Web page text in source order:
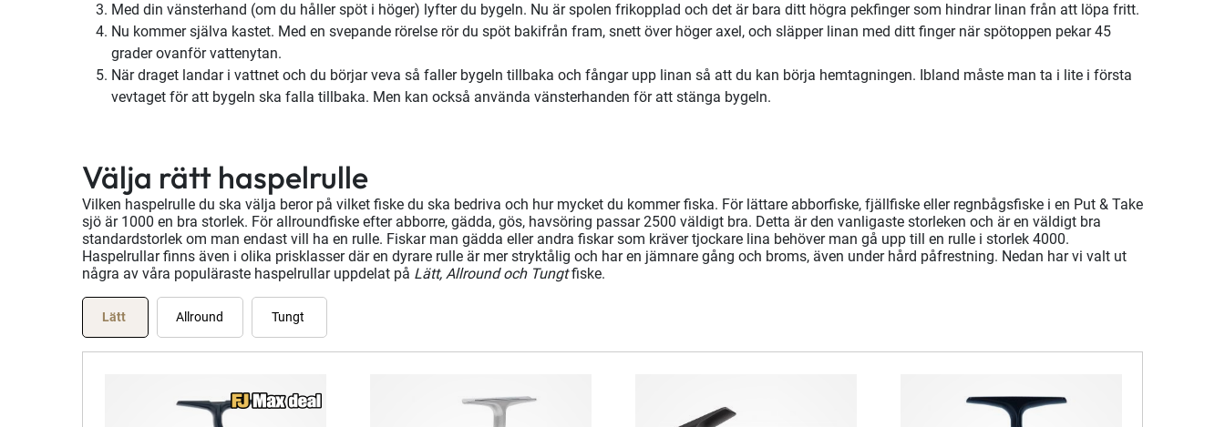
Med din vänsterhand (om du håller spöt i höger) lyfter du bygeln. Nu är spolen frikopplad och det är bara ditt högra pekfinger som hindrar linan från att löpa fritt.
Nu kommer själva kastet. Med en svepande rörelse rör du spöt bakifrån fram, snett över höger axel, och släpper linan med ditt finger när spötoppen pekar 45
grader ovanför vattenytan.
När draget landar i vattnet och du börjar veva så faller bygeln tillbaka och fångar upp linan så att du kan börja hemtagningen. Ibland måste man ta i lite i första
vevtaget för att bygeln ska falla tillbaka. Men kan också använda vänsterhanden för att stänga bygeln.
Välja rätt haspelrulle
Vilken haspelrulle du ska välja beror på vilket fiske du ska bedriva och hur mycket du kommer fiska. För lättare abborfiske, fjällfiske eller regnbågsfiske i en Put & Take
sjö är 1000 en bra storlek. För allroundfiske efter abborre, gädda, gös, havsöring passar 2500 väldigt bra. Detta är den vanligaste storleken och är en väldigt bra
standardstorlek om man endast vill ha en rulle. Fiskar man gädda eller andra fiskar som kräver tjockare lina behöver man gå upp till en rulle i storlek 4000.
Haspelrullar finns även i olika prisklasser där en dyrare rulle är mer stryktålig och har en jämnare gång och broms, även under hård påfrestning. Nedan har vi valt ut
några av våra populäraste haspelrullar uppdelat på Lätt, Allround och Tungtfiske.
Lätt Allround Tungt